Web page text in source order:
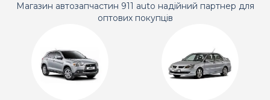
Магазин автозапчастин 911 auto надійний партнер для
оптових покупців